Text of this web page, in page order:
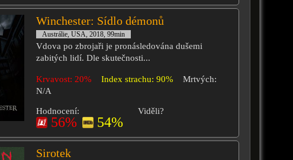
Winchester: Sídlo démonů
Austrálie, USA, 2018, 99min
Vdova po zbrojaři je pronásledována dušemi
zabitých lidí. Dle skutečnosti...
Krvavost: 20% Index strachu: 90%
Mrtvých:
N/A
Hodnocení:
56% 54%
Viděli?
Sirotek